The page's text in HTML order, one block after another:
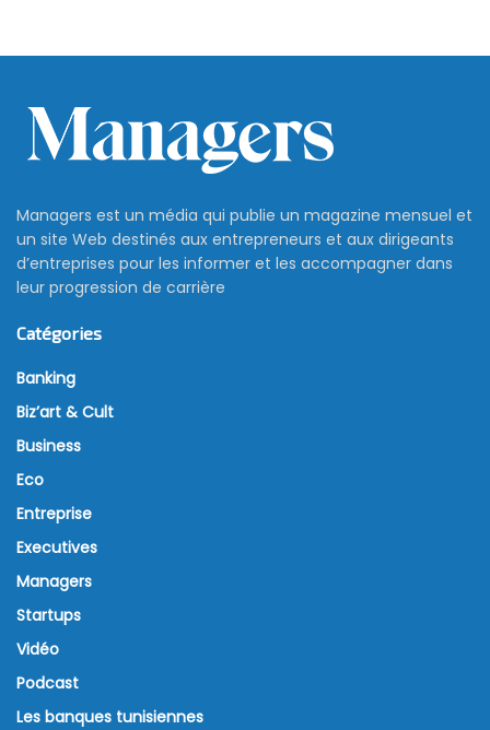
Managers est un média qui publie un magazine mensuel et
un site Web destinés aux entrepreneurs et aux dirigeants
d’entreprises pour les informer et les accompagner dans
leur progression de carrière
Catégories
Banking
Biz’art & Cult
Business
Eco
Entreprise
Executives
Managers
Startups
Vidéo
Podcast
Les banques tunisiennes